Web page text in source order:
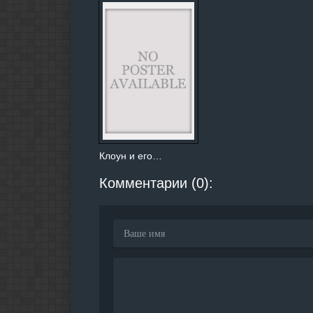
Клоун и его…
Комментарии (0):